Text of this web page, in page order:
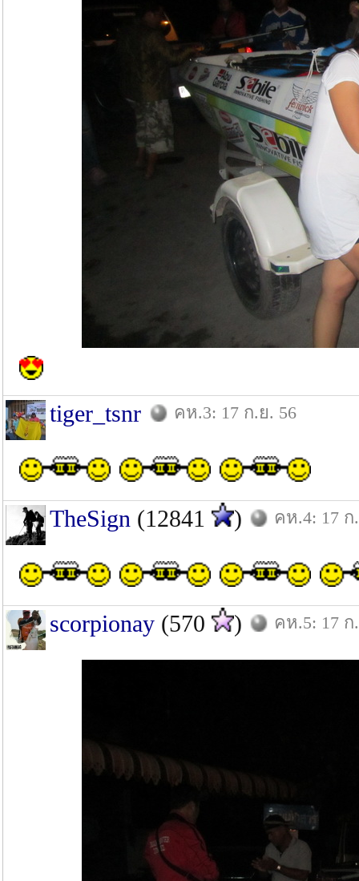
tiger_tsnr คห.3: 17 ก.ย. 56
TheSign (12841 ) คห.4: 17 ก
scorpionay (570 ) คห.5: 17 ก